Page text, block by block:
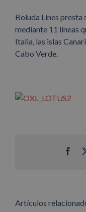
Boluda Lines
mediante 11 líneas
Italia, las islas
Cabo Verde.
Artículos